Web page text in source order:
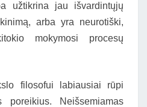
užtikrina jau išvardintųjų
arba yra neurotiški,
mokymosi procesų
filosofui labiausiai rūpi
poreikius. Neišsemiamas